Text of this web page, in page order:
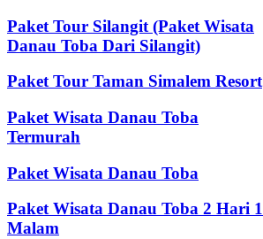
Paket Tour Silangit (Paket Wisata
Danau Toba Dari Silangit)
Paket Tour Taman Simalem Resort
Paket Wisata Danau Toba
Termurah
Paket Wisata Danau Toba
Paket Wisata Danau Toba 2 Hari 1
Malam